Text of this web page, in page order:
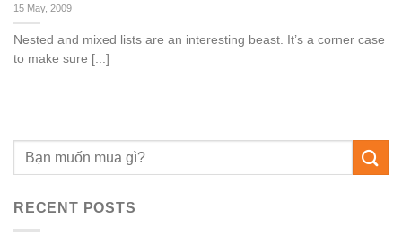
15 May, 2009
Nested and mixed lists are an interesting beast. It’s a corner case
to make sure [...]
RECENT POSTS